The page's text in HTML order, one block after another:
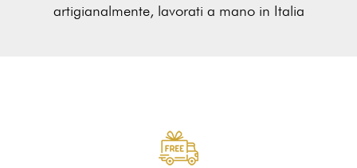
artigianalmente, lavorati a mano in Italia